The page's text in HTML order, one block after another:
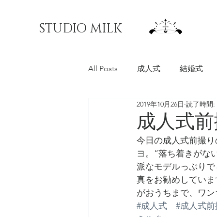
STUDIO MILK
All Posts 成人式 結婚式
料理写真 マチオモイ帖
成人式
2019年10月26日 読了時間:
今日の成人式前撮
ヨ。“落ち着きがな
派なモデルっぷり
真をお勧めしてい
がおうちまで、ワ
#成人式
#成人式